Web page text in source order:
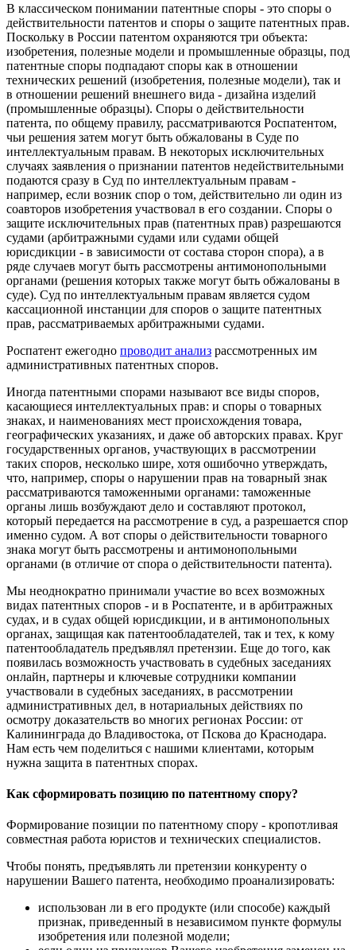
В классическом понимании патентные споры - это споры о
действительности патентов и споры о защите патентных прав.
Поскольку в России патентом охраняются три объекта:
изобретения, полезные модели и промышленные образцы, под
патентные споры подпадают споры как в отношении
технических решений (изобретения, полезные модели), так и
в отношении решений внешнего вида - дизайна изделий
(промышленные образцы). Споры о действительности
патента, по общему правилу, рассматриваются Роспатентом,
чьи решения затем могут быть обжалованы в Суде по
интеллектуальным правам. В некоторых исключительных
случаях заявления о признании патентов недействительными
подаются сразу в Суд по интеллектуальным правам -
например, если возник спор о том, действительно ли один из
соавторов изобретения участвовал в его создании. Споры о
защите исключительных прав (патентных прав) разрешаются
судами (арбитражными судами или судами общей
юрисдикции - в зависимости от состава сторон спора), а в
ряде случаев могут быть рассмотрены антимонопольными
органами (решения которых также могут быть обжалованы в
суде). Суд по интеллектуальным правам является судом
кассационной инстанции для споров о защите патентных
прав, рассматриваемых арбитражными судами.
Роспатент ежегодно проводит анализ рассмотренных им
административных патентных споров.
Иногда патентными спорами называют все виды споров,
касающиеся интеллектуальных прав: и споры о товарных
знаках, и наименованиях мест происхождения товара,
географических указаниях, и даже об авторских правах. Круг
государственных органов, участвующих в рассмотрении
таких споров, несколько шире, хотя ошибочно утверждать,
что, например, споры о нарушении прав на товарный знак
рассматриваются таможенными органами: таможенные
органы лишь возбуждают дело и составляют протокол,
который передается на рассмотрение в суд, а разрешается спор
именно судом. А вот споры о действительности товарного
знака могут быть рассмотрены и антимонопольными
органами (в отличие от спора о действительности патента).
Мы неоднократно принимали участие во всех возможных
видах патентных споров - и в Роспатенте, и в арбитражных
судах, и в судах общей юрисдикции, и в антимонопольных
органах, защищая как патентообладателей, так и тех, к кому
патентообладатель предъявлял претензии. Еще до того, как
появилась возможность участвовать в судебных заседаниях
онлайн, партнеры и ключевые сотрудники компании
участвовали в судебных заседаниях, в рассмотрении
административных дел, в нотариальных действиях по
осмотру доказательств во многих регионах России: от
Калининграда до Владивостока, от Пскова до Краснодара.
Нам есть чем поделиться с нашими клиентами, которым
нужна защита в патентных спорах.
Как сформировать позицию по патентному спору?
Формирование позиции по патентному спору - кропотливая
совместная работа юристов и технических специалистов.
Чтобы понять, предъявлять ли претензии конкуренту о
нарушении Вашего патента, необходимо проанализировать:
использован ли в его продукте (или способе) каждый
признак, приведенный в независимом пункте формулы
изобретения или полезной модели;